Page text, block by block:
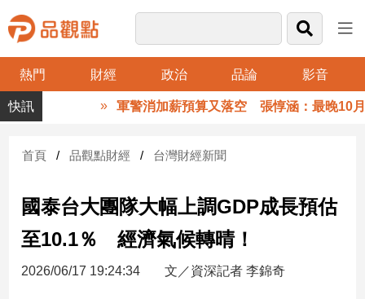
熱門 財經 政治 品論 影音
品
觀
財
台
財
新
軍警消加薪預算又落空 張惇涵：最晚10月與
首頁 品觀點財經 台灣財經新聞
國泰台大團隊大幅上調GDP成長預估
至10.1％ 經濟氣候轉晴！
2026/06/17 19:24:34 文／資深記者 李錦奇